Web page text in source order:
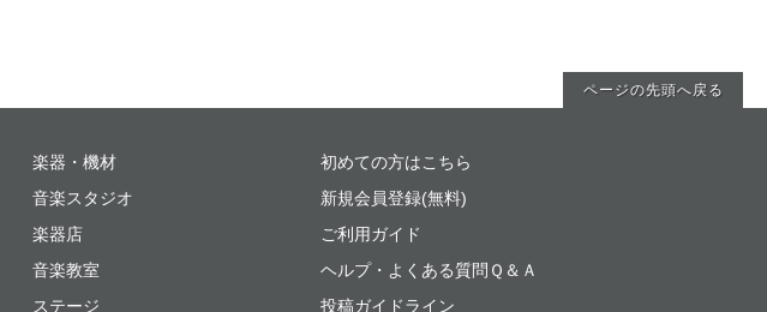
ページの先頭へ戻る
楽器・機材
音楽スタジオ
楽器店
音楽教室
ステージ
初めての方はこちら
新規会員登録(無料)
ご利用ガイド
ヘルプ・よくある質問Ｑ＆Ａ
投稿ガイドライン